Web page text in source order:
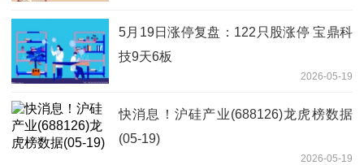
5月19日涨停复盘：122只股涨停 宝鼎科
技9天6板
2026-05-19
快消息！沪硅产业(688126)龙虎榜数据
(05-19)
2026-05-19